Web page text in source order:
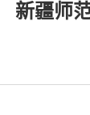
新疆师